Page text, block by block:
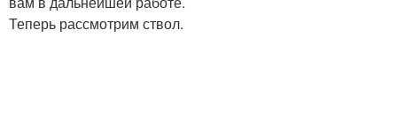
Теперь рассмотрим ствол.